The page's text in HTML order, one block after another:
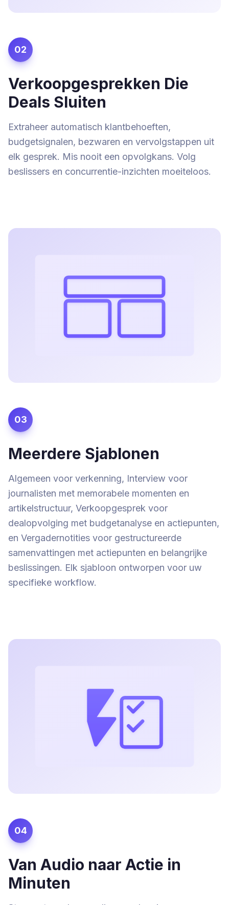
02
Verkoopgesprekken Die
Deals Sluiten
Extraheer automatisch klantbehoeften,
budgetsignalen, bezwaren en vervolgstappen uit
elk gesprek. Mis nooit een opvolgkans. Volg
beslissers en concurrentie-inzichten moeiteloos.
03
Meerdere Sjablonen
Algemeen voor verkenning, Interview voor
journalisten met memorabele momenten en
artikelstructuur, Verkoopgesprek voor
dealopvolging met budgetanalyse en actiepunten,
en Vergadernotities voor gestructureerde
samenvattingen met actiepunten en belangrijke
beslissingen. Elk sjabloon ontworpen voor uw
specifieke workflow.
04
Van Audio naar Actie in
Minuten